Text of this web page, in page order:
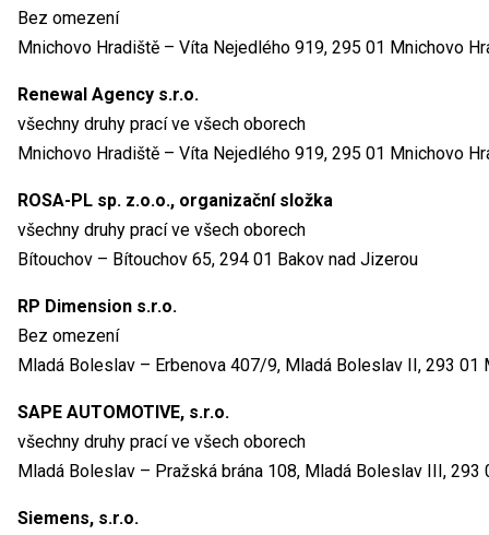
Bez omezení
Mnichovo Hradiště – Víta Nejedlého 919, 295 01 Mnichovo
Renewal Agency s.r.o.
všechny druhy prací ve všech oborech
Mnichovo Hradiště – Víta Nejedlého 919, 295 01 Mnichovo
ROSA-PL sp. z.o.o., organizační složka
všechny druhy prací ve všech oborech
Bítouchov – Bítouchov 65, 294 01 Bakov nad Jizerou
RP Dimension s.r.o.
Bez omezení
Mladá Boleslav – Erbenova 407/9, Mladá Boleslav II, 293 01
SAPE AUTOMOTIVE, s.r.o.
všechny druhy prací ve všech oborech
Mladá Boleslav – Pražská brána 108, Mladá Boleslav III, 293
Siemens, s.r.o.